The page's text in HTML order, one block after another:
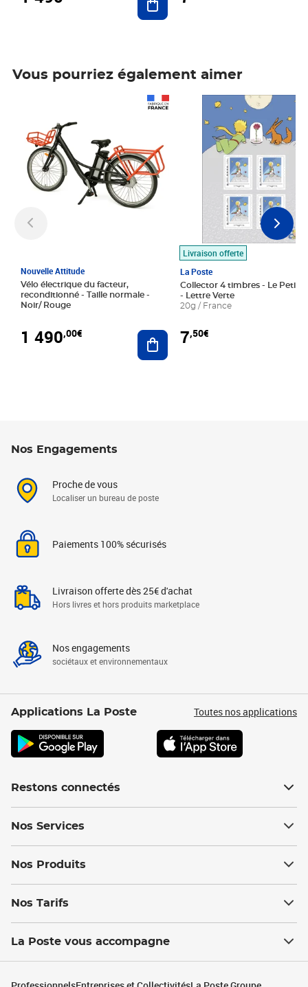
Vous pourriez également aimer
Nouvelle Attitude
Vélo électrique du facteur,
reconditionné - Taille normale -
Noir/ Rouge
1 490,00€ Ajouter au panier
Livraison offerte
La Poste
Collector 4 timbres - Le Petit
- Lettre Verte
20g / France
7,50€
Prix 7,50€
Nos Engagements
Proche de vous
Localiser un bureau de poste
Paiements 100% sécurisés
Livraison offerte dès 25€ d'achat
Hors livres et hors produits marketplace
Nos engagements
sociétaux et environnementaux
Applications La Poste Toutes nos applications
Restons connectés
Nos Services
Nos Produits
Nos Tarifs
La Poste vous accompagne